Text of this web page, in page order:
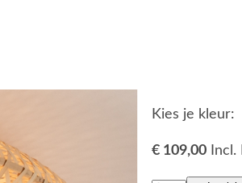
Kies je kleur:
€ 109,00